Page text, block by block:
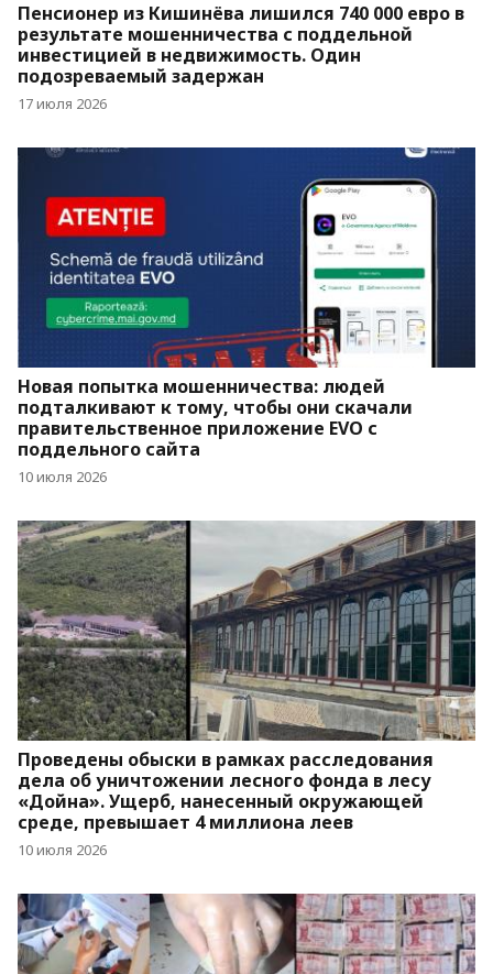
Пенсионер из Кишинёва лишился 740 000 евро в
результате мошенничества с поддельной
инвестицией в недвижимость. Один
подозреваемый задержан
17 июля 2026
Новая попытка мошенничества: людей
подталкивают к тому, чтобы они скачали
правительственное приложение EVO с
поддельного сайта
10 июля 2026
Проведены обыски в рамках расследования
дела об уничтожении лесного фонда в лесу
«Дойна». Ущерб, нанесенный окружающей
среде, превышает 4 миллиона леев
10 июля 2026